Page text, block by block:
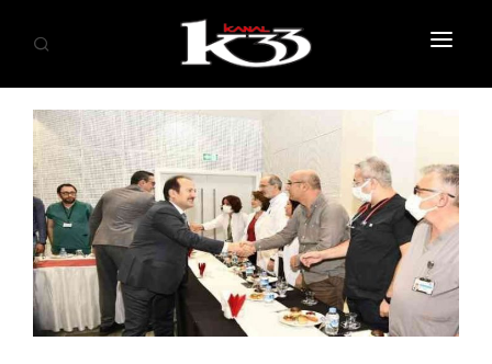
ANASAYFA
SİYASET
EKONOMİ
GÜNDEM
SAĞLIK